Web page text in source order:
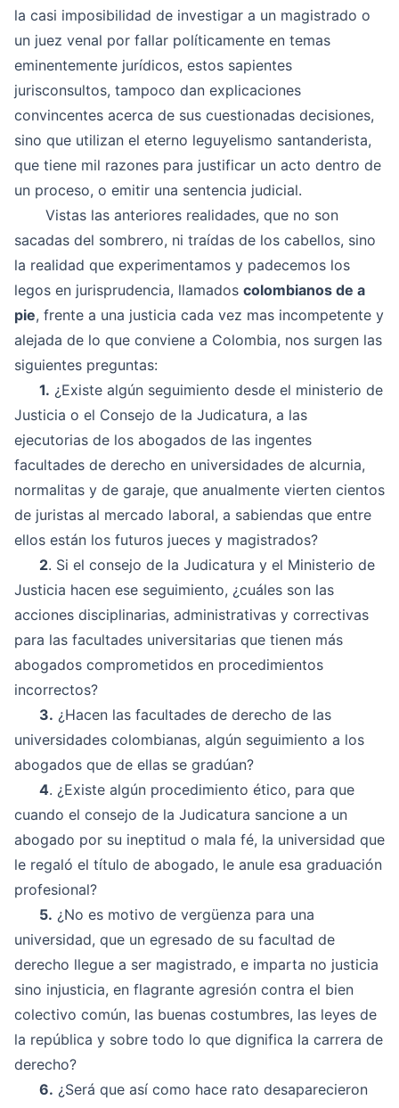
la casi imposibilidad de investigar a un magistrado o
un juez venal por fallar políticamente en temas
eminentemente jurídicos, estos sapientes
jurisconsultos, tampoco dan explicaciones
convincentes acerca de sus cuestionadas decisiones,
sino que utilizan el eterno leguyelismo santanderista,
que tiene mil razones para justificar un acto dentro de
un proceso, o emitir una sentencia judicial.
Vistas las anteriores realidades, que no son
sacadas del sombrero, ni traídas de los cabellos, sino
la realidad que experimentamos y padecemos los
legos en jurisprudencia, llamados colombianos de a
pie, frente a una justicia cada vez mas incompetente y
alejada de lo que conviene a Colombia, nos surgen las
siguientes preguntas:
1. ¿Existe algún seguimiento desde el ministerio de
Justicia o el Consejo de la Judicatura, a las
ejecutorias de los abogados de las ingentes
facultades de derecho en universidades de alcurnia,
normalitas y de garaje, que anualmente vierten cientos
de juristas al mercado laboral, a sabiendas que entre
ellos están los futuros jueces y magistrados?
2. Si el consejo de la Judicatura y el Ministerio de
Justicia hacen ese seguimiento, ¿cuáles son las
acciones disciplinarias, administrativas y correctivas
para las facultades universitarias que tienen más
abogados comprometidos en procedimientos
incorrectos?
3. ¿Hacen las facultades de derecho de las
universidades colombianas, algún seguimiento a los
abogados que de ellas se gradúan?
4. ¿Existe algún procedimiento ético, para que
cuando el consejo de la Judicatura sancione a un
abogado por su ineptitud o mala fé, la universidad que
le regaló el título de abogado, le anule esa graduación
profesional?
5. ¿No es motivo de vergüenza para una
universidad, que un egresado de su facultad de
derecho llegue a ser magistrado, e imparta no justicia
sino injusticia, en flagrante agresión contra el bien
colectivo común, las buenas costumbres, las leyes de
la república y sobre todo lo que dignifica la carrera de
derecho?
6. ¿Será que así como hace rato desaparecieron